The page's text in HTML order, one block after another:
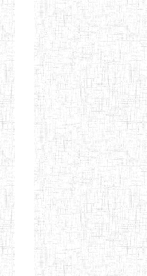
Etablissements
d'enseignement
normal
ENI
Chercher:
Effacer les filtres
Denomination
Type